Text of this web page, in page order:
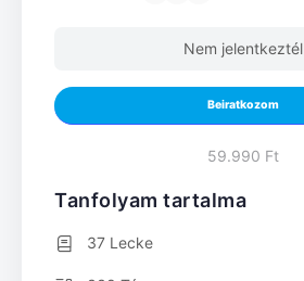
Nem jelentkeztél
Beiratkozom
59.990 Ft
Tanfolyam tartalma
37 Lecke